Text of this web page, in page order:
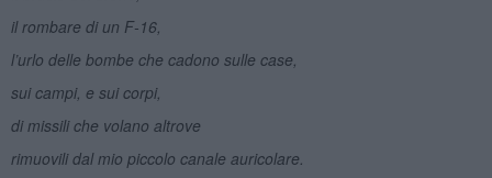
il rombare di un F-16,
l’urlo delle bombe che cadono sulle case,
sui campi, e sui corpi,
di missili che volano altrove
rimuovili dal mio piccolo canale auricolare.